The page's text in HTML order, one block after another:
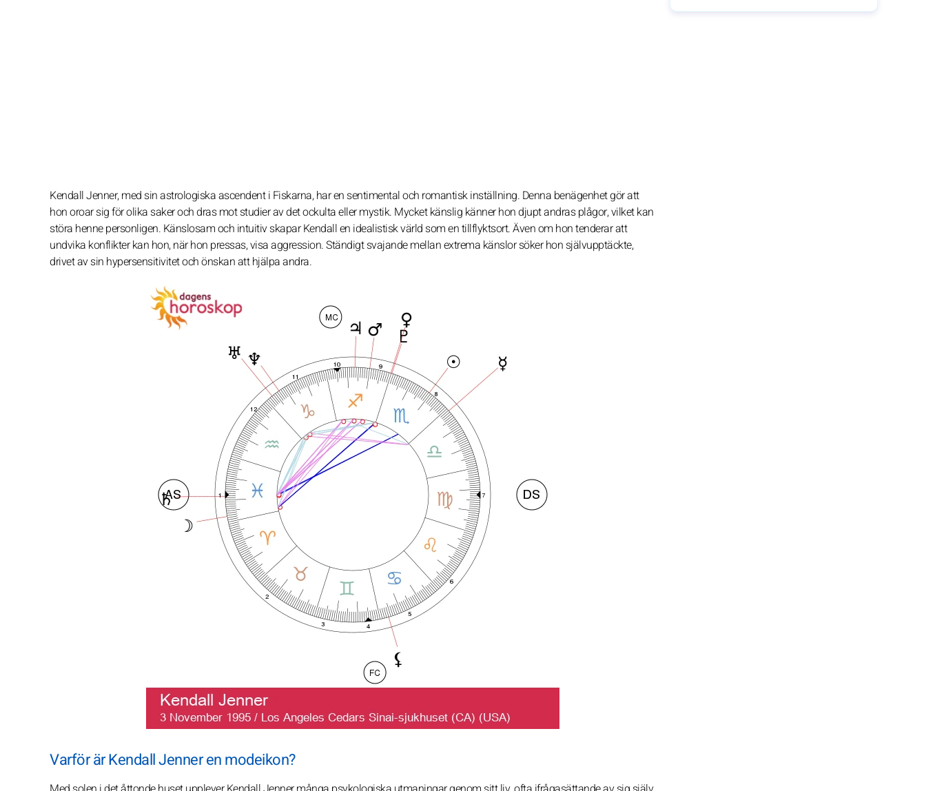
Kendall Jenner, med sin astrologiska ascendent i Fiskarna, har en sentimental och romantisk inställning. Denna benägenhet gör att
hon oroar sig för olika saker och dras mot studier av det ockulta eller mystik. Mycket känslig känner hon djupt andras plågor, vilket kan
störa henne personligen. Känslosam och intuitiv skapar Kendall en idealistisk värld som en tillflyktsort. Även om hon tenderar att
undvika konflikter kan hon, när hon pressas, visa aggression. Ständigt svajande mellan extrema känslor söker hon självupptäckte,
drivet av sin hypersensitivitet och önskan att hjälpa andra.
Varför är Kendall Jenner en modeikon?